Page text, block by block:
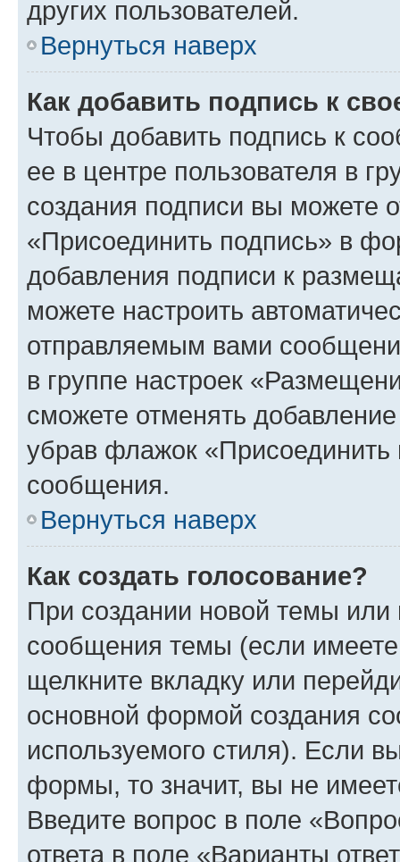
других пользователей.
Вернуться наверх
Как добавить подпись к
Чтобы добавить подпись к
ее в центре пользователя в
создания подписи вы можете
«Присоединить подпись» в
добавления подписи к
можете настроить
отправляемым вами
в группе настроек
сможете отменять
убрав флажок
сообщения.
Вернуться наверх
Как создать голосование?
При создании новой темы или
сообщения темы (если
щелкните вкладку или
основной формой создания
используемого стиля). Если
формы, то значит, вы не
Введите вопрос в поле
ответа в поле «Варианты